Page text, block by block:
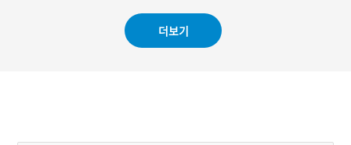
줄어들기를 반복하면서 노
랗고 구수한 맛을 지니게 된
다. 황태구이는 반으로 가른
더보기